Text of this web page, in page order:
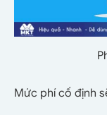
Mức phí cố định